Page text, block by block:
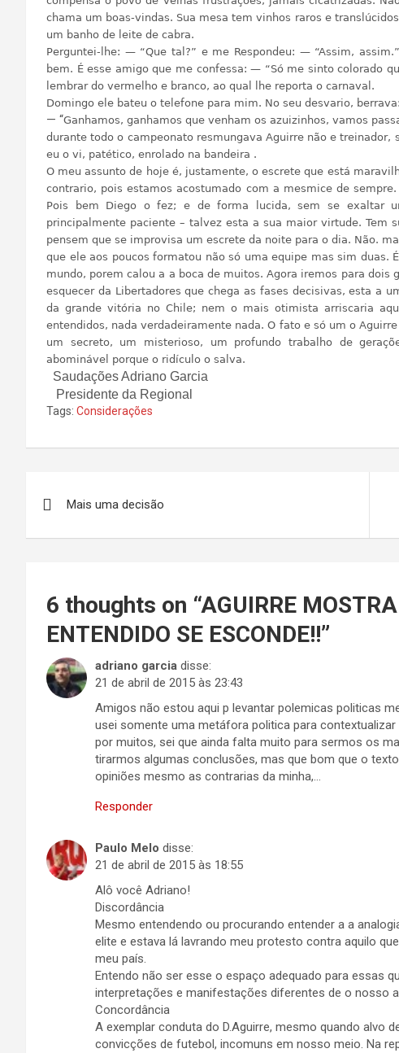
chama um boas-vindas. Sua mesa tem vinhos raros e
um banho de leite de cabra.
Perguntei-lhe: — “Que tal?” e me Respondeu: — “Assim,
bem. É esse amigo que me confessa: — “Só me sinto colorado
lembrar do vermelho e branco, ao qual lhe reporta o carnaval.
Domingo ele bateu o telefone para mim. No seu desvario, berrava:
— “Ganhamos, ganhamos que venham os azuizinhos, vamos
durante todo o campeonato resmungava Aguirre não e treinador,
eu o vi, patético, enrolado na bandeira .
O meu assunto de hoje é, justamente, o escrete que está
contrario, pois estamos acostumado com a mesmice de
Pois bem Diego o fez; e de forma lucida, sem se exaltar
principalmente paciente – talvez esta a sua maior virtude. Tem
pensem que se improvisa um escrete da noite para o dia. Não.
que ele aos poucos formatou não só uma equipe mas sim
mundo, porem calou a a boca de muitos. Agora iremos para dois
esquecer da Libertadores que chega as fases decisivas, esta a
da grande vitória no Chile; nem o mais otimista arriscaria
entendidos, nada verdadeiramente nada. O fato e só um o
um secreto, um misterioso, um profundo trabalho de
abominável porque o ridículo o salva.
Saudações Adriano Garcia
Presidente da Regional
Tags: Considerações
de
Mais uma decisão
6 thoughts on “AGUIRRE
ENTENDIDO SE ESCONDE!!”
adriano garcia disse:
21 de abril de 2015 às 23:43
Amigos não estou aqui p levantar polemicas politicas
usei somente uma metáfora politica para
por muitos, sei que ainda falta muito para sermos os
tirarmos algumas conclusões, mas que bom que o
opiniões mesmo as contrarias da minha,…
Responder
Paulo Melo disse:
21 de abril de 2015 às 18:55
Alô você Adriano!
Discordância
Mesmo entendendo ou procurando entender a a
elite e estava lá lavrando meu protesto contra aquilo
meu país.
Entendo não ser esse o espaço adequado para essas
interpretações e manifestações diferentes de o nosso
Concordância
A exemplar conduta do D.Aguirre, mesmo quando alvo
convicções de futebol, incomuns em nosso meio. Na